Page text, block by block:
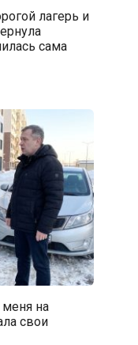
лагерь и
сама
на
свои